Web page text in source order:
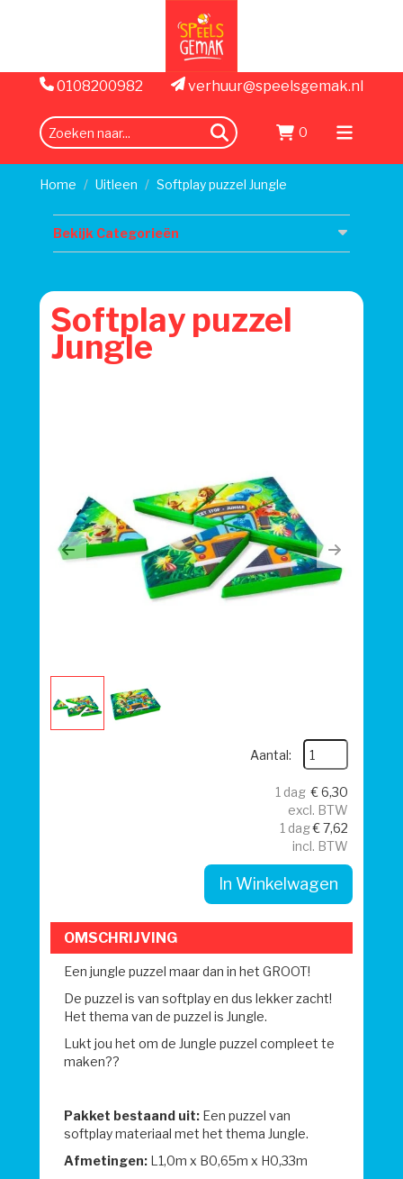
0108200982 verhuur@speelsgemak.nl
zoeken 0
Menu
Home
Uitleen Softplay puzzel Jungle
Bekijk Categorieën
Softplay puzzel
Jungle
Previous Next
Aantal:
1 dag € 6,30
excl. BTW
1 dag€ 7,62
incl. BTW
In Winkelwagen
OMSCHRIJVING
Een jungle puzzel maar dan in het GROOT!
De puzzel is van softplay en dus lekker zacht!
Het thema van de puzzel is Jungle.
Lukt jou het om de Jungle puzzel compleet te
maken??
Pakket bestaand uit: Een puzzel van
softplay materiaal met het thema Jungle.
Afmetingen: L1,0m x B0,65m x H0,33m